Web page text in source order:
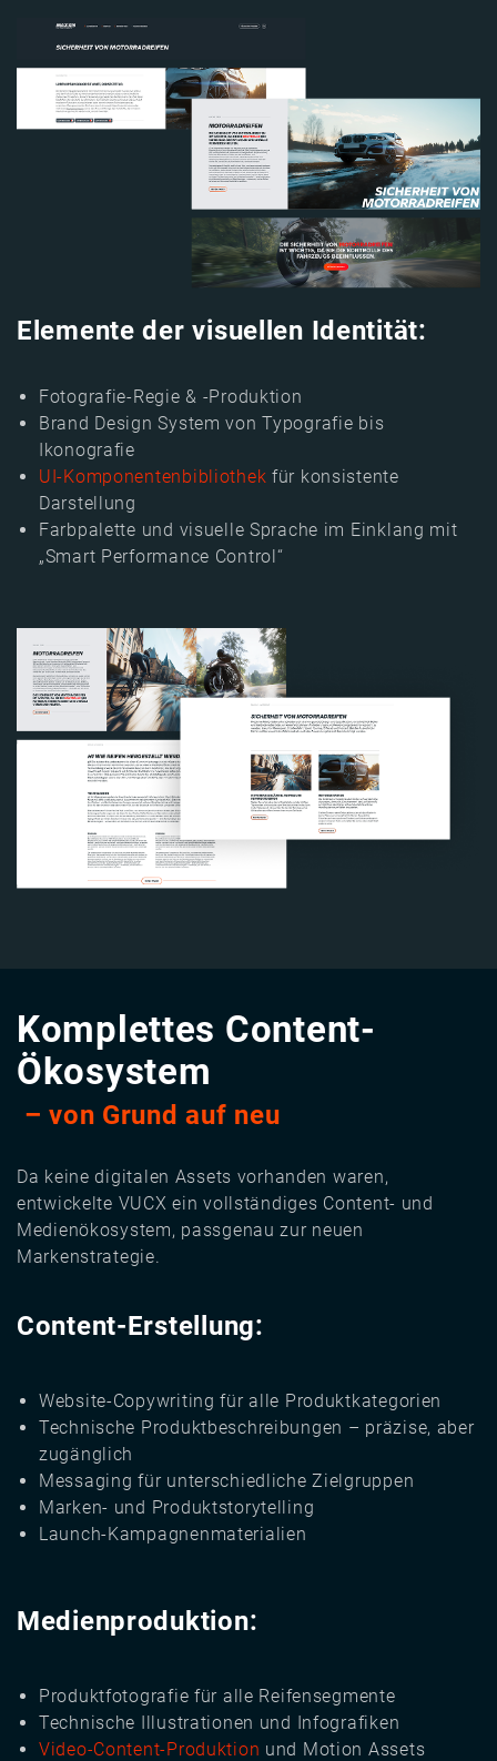
Image
Elemente der visuellen Identität:
Fotografie-Regie & -Produktion
Brand Design System von Typografie bis
Ikonografie
UI-Komponentenbibliothek für konsistente
Darstellung
Farbpalette und visuelle Sprache im Einklang mit
„Smart Performance Control“
Image
Komplettes Content-
Ökosystem
– von Grund auf neu
Da keine digitalen Assets vorhanden waren,
entwickelte VUCX ein vollständiges Content- und
Medienökosystem, passgenau zur neuen
Markenstrategie.
Content-Erstellung:
Website-Copywriting für alle Produktkategorien
Technische Produktbeschreibungen – präzise, aber
zugänglich
Messaging für unterschiedliche Zielgruppen
Marken- und Produktstorytelling
Launch-Kampagnenmaterialien
Medienproduktion:
Produktfotografie für alle Reifensegmente
Technische Illustrationen und Infografiken
Video-Content-Produktion und Motion Assets